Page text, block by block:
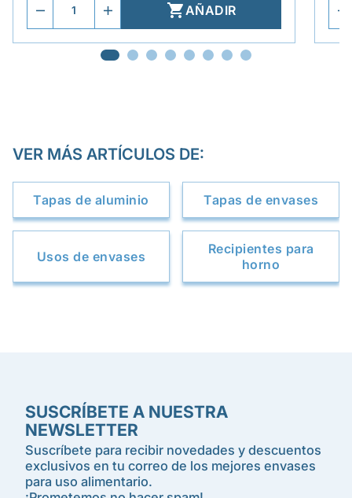
AÑADIR
VER MÁS ARTÍCULOS DE:
Tapas de aluminio Tapas de envases
Usos de envases
Recipientes para
horno
SUSCRÍBETE A NUESTRA
NEWSLETTER
Suscríbete para recibir novedades y descuentos
exclusivos en tu correo de los mejores envases
para uso alimentario.